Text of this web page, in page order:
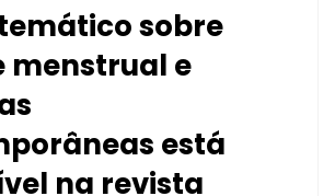
sobre
menstrual e
está
na revista